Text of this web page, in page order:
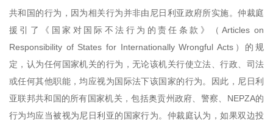
共和国的行为，因为相关行为并非由尼日利亚政府所实施。仲裁庭
援引了《国家对国际不法行为的责任条款》（Articles on
Responsibility of States for Internationally Wrongful Acts）的规
定，认为任何国家机关的行为，无论该机关行使立法、行政、司法
或任何其他职能，均应视为国际法下该国家的行为。因此，尼日利
亚联邦共和国的所有国家机关，包括奥贡州政府、警察、NEPZA的
行为均应当被视为尼日利亚的国家行为。仲裁庭认为，如果双边投